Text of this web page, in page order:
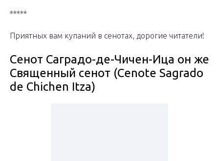
*****
Приятных вам купаний в сенотах, дорогие читатели!
Сенот Саградо-де-Чичен-Ица он же
Священный сенот (Cenote Sagrado
de Chichen Itza)